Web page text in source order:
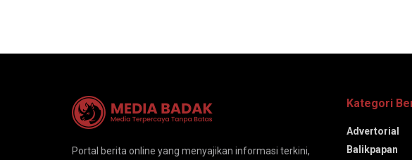
Portal berita online yang menyajikan informasi terkini,
Kategori
Advertorial
Balikpapan